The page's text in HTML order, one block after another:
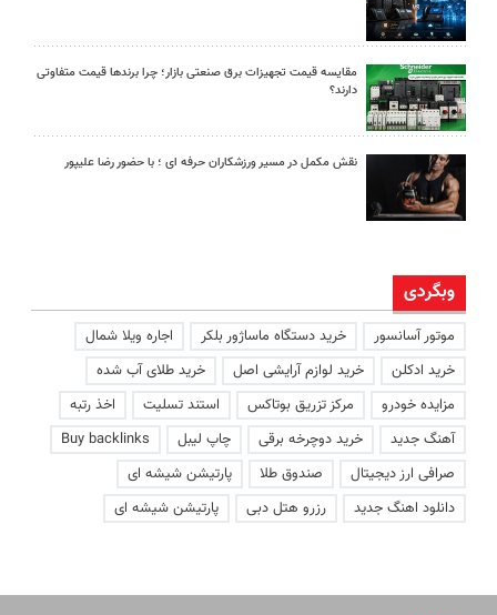
مقایسه قیمت تجهیزات برق صنعتی بازار؛ چرا برندها قیمت متفاوتی
دارند؟
نقش مکمل در مسیر ورزشکاران حرفه ای ؛ با حضور رضا علیپور
وبگردی
موتور آسانسور خرید دستگاه ماساژور بلکر
اجاره ویلا شمال
خرید ادکلن
خرید لوازم آرایشی اصل
خرید طلای آب شده
مزایده خودرو
مرکز تزریق بوتاکس استند تسلیت
اخذ رتبه
آهنگ جدید
خرید دوچرخه برقی چاپ لیبل
Buy backlinks
صرافی ارز دیجیتال
صندوق طلا
پارتیشن شیشه ای
دانلود اهنگ جدید
رزرو هتل دبی پارتیشن شیشه ای